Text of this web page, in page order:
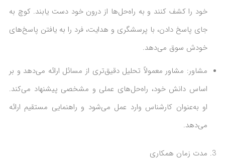
خود را کشف کنند و به راه‌حل‌ها از درون خود دست یابند. کوچ به
جای پاسخ دادن، با پرسشگری و هدایت، فرد را به یافتن پاسخ‌های
خودش سوق می‌دهد.
مشاور: مشاور معمولاً تحلیل دقیق‌تری از مسائل ارائه می‌دهد و بر
اساس دانش خود، راه‌حل‌های عملی و مشخصی پیشنهاد می‌کند.
او به‌عنوان کارشناس وارد عمل می‌شود و راهنمایی مستقیم ارائه
می‌دهد.
مدت زمان همکاری